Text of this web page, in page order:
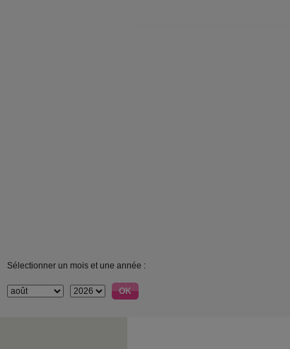
Sélectionner un mois et une année :